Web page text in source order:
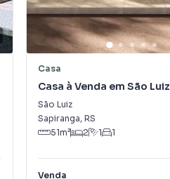
Casa
Casa à Venda em São Luiz
São Luiz
Sapiranga, RS
51m² 2 1 1
Venda